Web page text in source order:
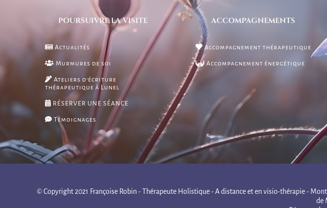
POURSUIVRE LA VISITE
Actualités
Murmures de soi
Ateliers d’écriture
thérapeutique à Lunel
RÉSERVER UNE SÉANCE
Témoignages
ACCOMPAGNEMENTS
Accompagnement thérapeutique
Accompagnement énergétique
© Copyright 2021 Françoise Robin - Thérapeute Holistique - A distance et en visio-thérapie -
de